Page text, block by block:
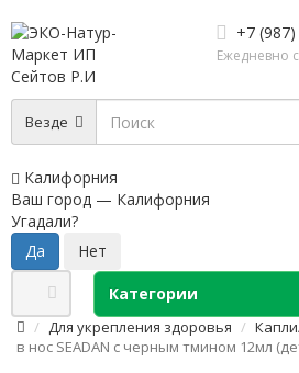
+7
Ежедневно
Везде
Калифорния
Ваш город — Калифорния
Угадали?
Категории
Для укрепления здоровья
в нос SEADAN с черным тмином 12мл